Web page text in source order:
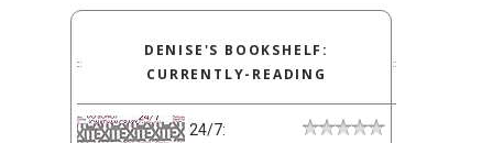
DENISE'S BOOKSHELF:
CURRENTLY-READING
24/7: